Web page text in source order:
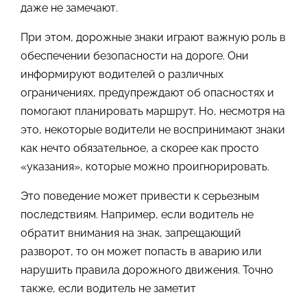
даже не замечают.
При этом, дорожные знаки играют важную роль в
обеспечении безопасности на дороге. Они
информируют водителей о различных
ограничениях, предупреждают об опасностях и
помогают планировать маршрут. Но, несмотря на
это, некоторые водители не воспринимают знаки
как нечто обязательное, а скорее как просто
«указания», которые можно проигнорировать.
Это поведение может привести к серьезным
последствиям. Например, если водитель не
обратит внимания на знак, запрещающий
разворот, то он может попасть в аварию или
нарушить правила дорожного движения. Точно
также, если водитель не заметит